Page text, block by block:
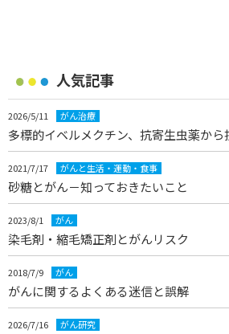
人気記事
2026/5/11 がん治療
多標的イベルメクチン、抗寄生虫薬か
2021/7/17 がんと生活・運動・食事
砂糖とがん－知っておきたいこと
2023/8/1 がん
染毛剤・縮毛矯正剤とがんリスク
2018/7/9 がん
がんに関するよくある迷信と誤解
2026/7/16 がん研究